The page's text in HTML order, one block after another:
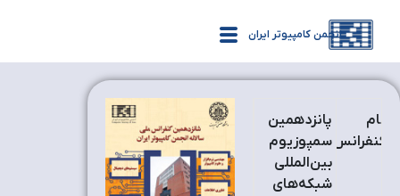
انجمن کامپیوتر ایران
نام
کنفرانس
پانزدهمين
سمپوزیوم
بين‌المللي
شبکه‌های